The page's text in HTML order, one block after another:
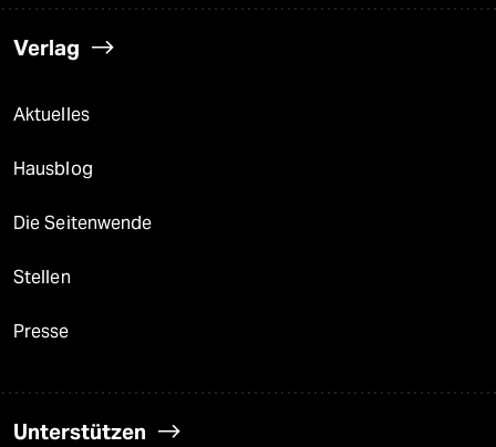
Verlag
Aktuelles
Hausblog
Die Seitenwende
Stellen
Presse
Unterstützen